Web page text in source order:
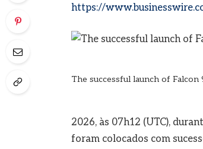
https://
The successful launch of Falcon
2026, às 07h12 (UTC),
foram colocados com